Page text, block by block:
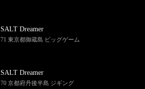
SALT Dreamer
71 東京都御蔵島 ビッグゲーム
SALT Dreamer
70 京都府丹後半島 ジギング